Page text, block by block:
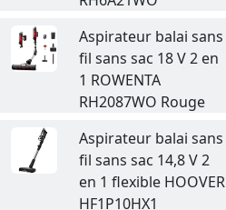
Aspirateur balai sans
fil sans sac 18 V 2 en
1 ROWENTA
RH2087WO Rouge
Aspirateur balai sans
fil sans sac 14,8 V 2
en 1 flexible HOOVER
HF1P10HX1